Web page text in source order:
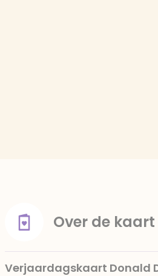
Over de kaart
Verjaardagskaart Donald